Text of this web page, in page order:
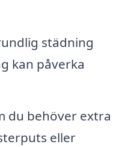
städning
kan påverka
du behöver extra
eller